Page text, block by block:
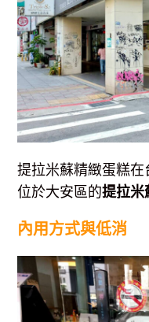
提拉米蘇精緻蛋糕
位於大安區的提拉米
內用方式與低消